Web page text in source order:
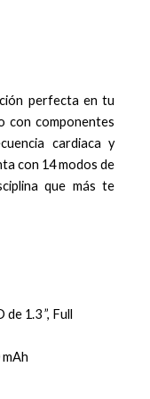
perfecta en tu
con componentes
cardiaca y
con 14 modos de
que más te
1.3 ”, Full